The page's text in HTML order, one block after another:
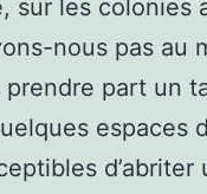
sur les colonies
nous pas au
part un
espaces
d’abriter